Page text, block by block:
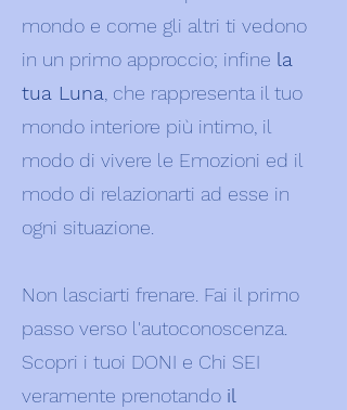
mondo e come gli altri ti vedono
in un primo approccio; infine la
tua Luna , che rappresenta il tuo
mondo interiore più intimo, il
modo di vivere le Emozioni ed il
modo di relazionarti ad esse in
ogni situazione.
Non lasciarti frenare. Fai il primo
passo verso l'autoconoscenza.
Scopri i tuoi DONI e Chi SEI
veramente prenotando il